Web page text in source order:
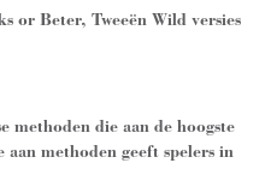
or Beter, Tweeën Wild versies
methoden die aan de hoogste
aan methoden geeft spelers in